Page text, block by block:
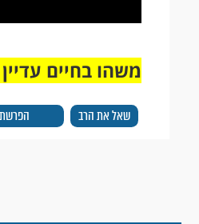
שאל את הרב
משהו בחיים